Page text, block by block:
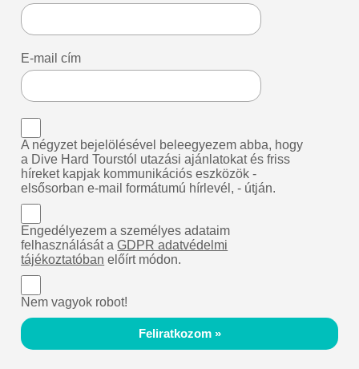
E-mail cím
A négyzet bejelölésével beleegyezem abba, hogy
a Dive Hard Tourstól utazási ajánlatokat és friss
híreket kapjak kommunikációs eszközök -
elsősorban e-mail formátumú hírlevél, - útján.
Engedélyezem a személyes adataim
felhasználását aGDPR adatvédelmi
tájékoztatóban előírt módon.
Nem vagyok robot!
Feliratkozom »